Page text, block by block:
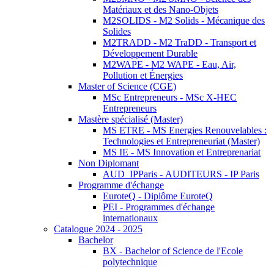
Matériaux et des Nano-Objets
M2SOLIDS - M2 Solids - Mécanique des
Solides
M2TRADD - M2 TraDD - Transport et
Développement Durable
M2WAPE - M2 WAPE - Eau, Air,
Pollution et Énergies
Master of Science (CGE)
MSc Entrepreneurs - MSc X-HEC
Entrepreneurs
Mastère spécialisé (Master)
MS ETRE - MS Energies Renouvelables :
Technologies et Entrepreneuriat (Master)
MS IE - MS Innovation et Entreprenariat
Non Diplomant
AUD_IPParis - AUDITEURS - IP Paris
Programme d'échange
EuroteQ - Diplôme EuroteQ
PEI - Programmes d'échange
internationaux
Catalogue 2024 - 2025
Bachelor
BX - Bachelor of Science de l'Ecole
polytechnique